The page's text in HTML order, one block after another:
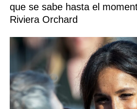
que se sabe hasta el
Riviera Orchard